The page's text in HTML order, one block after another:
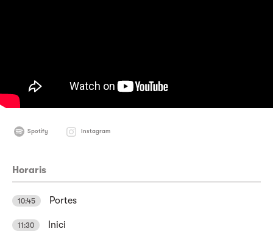
Spotify Instagram
Horaris
10:45 Portes
11:30 Inici